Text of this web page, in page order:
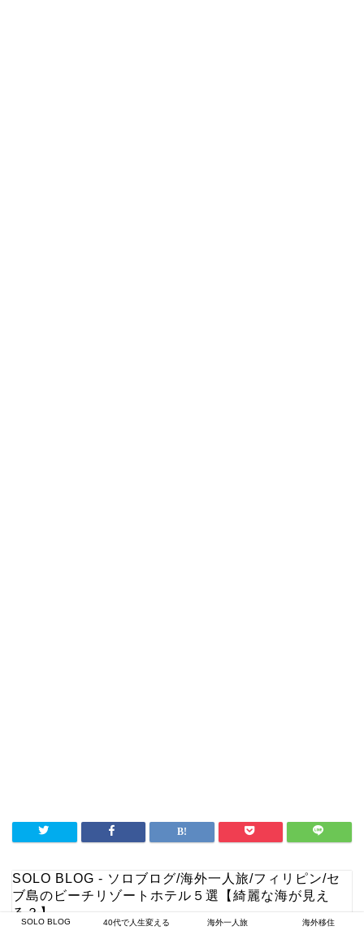
SOLO BLOG - ソロブログ/海外一人旅/フィリピン/セ
ブ島のビーチリゾートホテル５選【綺麗な海が見え
る？】
SOLO BLOG 40代で人生変える 海外一人旅 海外移住